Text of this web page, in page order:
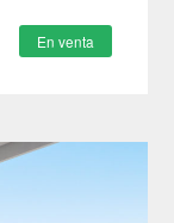
En venta